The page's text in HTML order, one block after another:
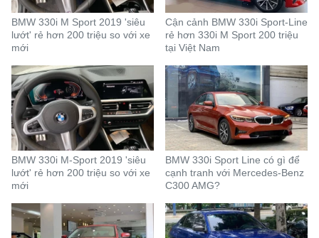
BMW 330i M Sport 2019 'siêu
lướt' rẻ hơn 200 triệu so với xe
mới
Cận cảnh BMW 330i Sport-Line
rẻ hơn 330i M Sport 200 triệu
tại Việt Nam
BMW 330i M-Sport 2019 'siêu
lướt' rẻ hơn 200 triệu so với xe
mới
BMW 330i Sport Line có gì để
cạnh tranh với Mercedes-Benz
C300 AMG?